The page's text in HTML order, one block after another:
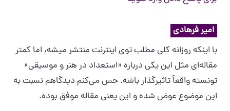
امیر فرهادی
با اینکه روزانه کلی مطلب توی اینترنت منتشر میشه، اما کمتر
مقاله‌ای مثل این یکی درباره «استعداد در هنر و موسیقی»
تونسته واقعاً تاثیرگذار باشه. حس می‌کنم دیدگاهم نسبت به
این موضوع عوض شده و این یعنی مقاله موفق بوده.